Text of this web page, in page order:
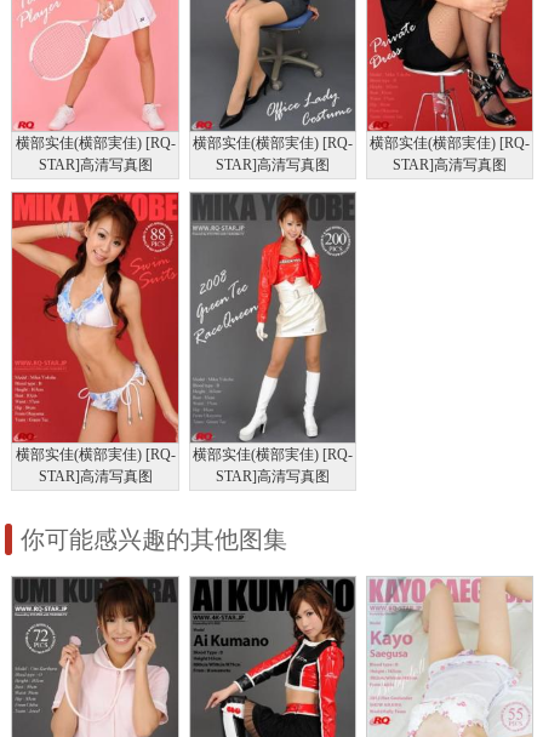
横部实佳(横部実佳) [RQ-
STAR]高清写真图
横部实佳(横部実佳) [RQ-
STAR]高清写真图
Costume
横部实佳(横部実佳) [RQ-
STAR]高清写真图
横部实佳(横部実佳) [RQ-
STAR]高清写真图
横部实佳(横部実佳) [RQ-
STAR]高清写真图
你可能感兴趣的其他图集